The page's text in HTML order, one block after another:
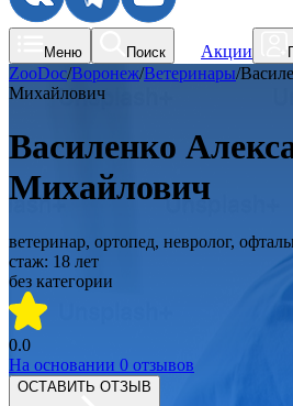
Меню Поиск Акции
ZooDoc/Воронеж/Ветеринары/
Михайлович
Василенко
Михайлович
ветеринар, ортопед, невролог,
стаж: 18 лет
без категории
0.0
На основании 0 отзывов
ОСТАВИТЬ ОТЗЫВ